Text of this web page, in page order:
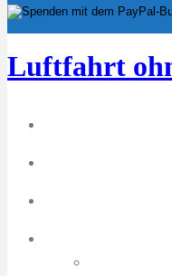
Luftfahrt